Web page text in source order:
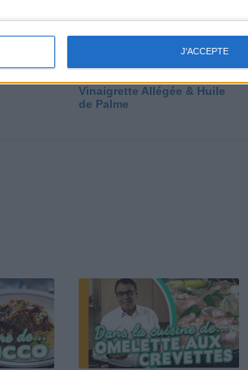
J'ACCEPTE
Vinaigrette Allégée & Huile
de Palme